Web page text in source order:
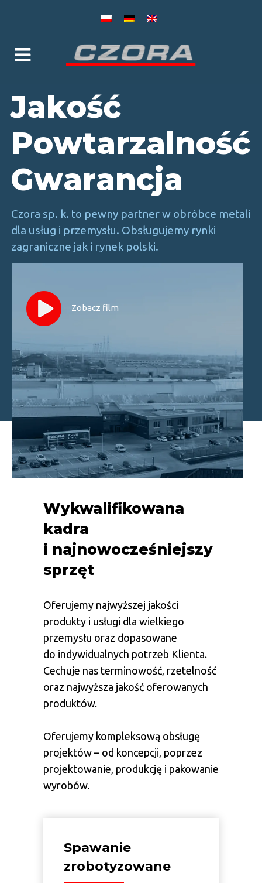
Jakość
Powtarzalność
Gwarancja
Czora sp. k. to pewny partner w obróbce metali
dla usług i przemysłu. Obsługujemy rynki
zagraniczne jak i rynek polski.
Zobacz film
Wykwalifikowana
kadra
i najnowocześniejszy
sprzęt
Oferujemy najwyższej jakości
produkty i usługi dla wielkiego
przemysłu oraz dopasowane
do indywidualnych potrzeb Klienta.
Cechuje nas terminowość, rzetelność
oraz najwyższa jakość oferowanych
produktów.
Oferujemy kompleksową obsługę
projektów – od koncepcji, poprzez
projektowanie, produkcję i pakowanie
wyrobów.
Spawanie
zrobotyzowane